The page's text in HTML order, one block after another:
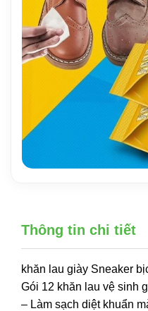
Thông tin chi tiết
khăn lau giày Sneaker
Gói 12 khăn lau vệ sinh
– Làm sạch diệt khuẩn